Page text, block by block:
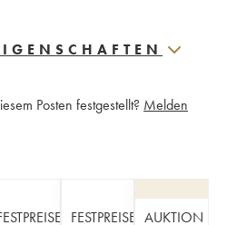
Posten festgestellt? Melden
FESTPREISE AUKTION